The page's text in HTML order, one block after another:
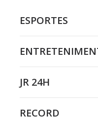
ESPORTES
JR 24H
RECORD